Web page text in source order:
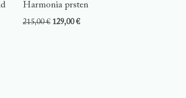
Harmonia prsten
215,00€ 129,00€